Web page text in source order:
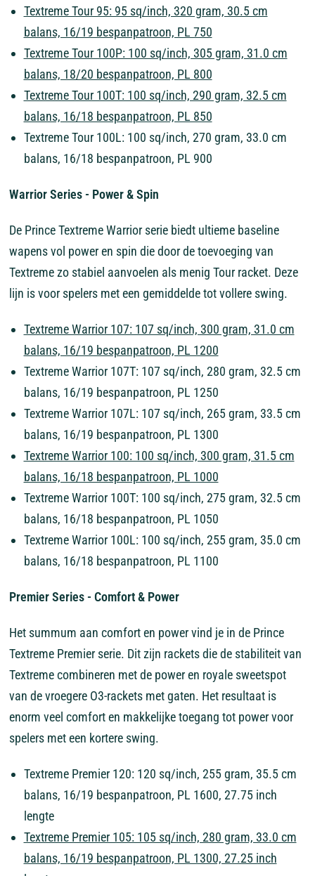
Textreme Tour 95: 95 sq/inch, 320 gram, 30.5 cm
balans, 16/19 bespanpatroon, PL 750
Textreme Tour 100P: 100 sq/inch, 305 gram, 31.0 cm
balans, 18/20 bespanpatroon, PL 800
Textreme Tour 100T: 100 sq/inch, 290 gram, 32.5 cm
balans, 16/18 bespanpatroon, PL 850
Textreme Tour 100L: 100 sq/inch, 270 gram, 33.0 cm
balans, 16/18 bespanpatroon, PL 900
Warrior Series - Power & Spin
De Prince Textreme Warrior serie biedt ultieme baseline
wapens vol power en spin die door de toevoeging van
Textreme zo stabiel aanvoelen als menig Tour racket. Deze
lijn is voor spelers met een gemiddelde tot vollere swing.
Textreme Warrior 107: 107 sq/inch, 300 gram, 31.0 cm
balans, 16/19 bespanpatroon, PL 1200
Textreme Warrior 107T: 107 sq/inch, 280 gram, 32.5 cm
balans, 16/19 bespanpatroon, PL 1250
Textreme Warrior 107L: 107 sq/inch, 265 gram, 33.5 cm
balans, 16/19 bespanpatroon, PL 1300
Textreme Warrior 100: 100 sq/inch, 300 gram, 31.5 cm
balans, 16/18 bespanpatroon, PL 1000
Textreme Warrior 100T: 100 sq/inch, 275 gram, 32.5 cm
balans, 16/18 bespanpatroon, PL 1050
Textreme Warrior 100L: 100 sq/inch, 255 gram, 35.0 cm
balans, 16/18 bespanpatroon, PL 1100
Premier Series - Comfort & Power
Het summum aan comfort en power vind je in de Prince
Textreme Premier serie. Dit zijn rackets die de stabiliteit van
Textreme combineren met de power en royale sweetspot
van de vroegere O3-rackets met gaten. Het resultaat is
enorm veel comfort en makkelijke toegang tot power voor
spelers met een kortere swing.
Textreme Premier 120: 120 sq/inch, 255 gram, 35.5 cm
balans, 16/19 bespanpatroon, PL 1600, 27.75 inch
lengte
Textreme Premier 105: 105 sq/inch, 280 gram, 33.0 cm
balans, 16/19 bespanpatroon, PL 1300, 27.25 inch